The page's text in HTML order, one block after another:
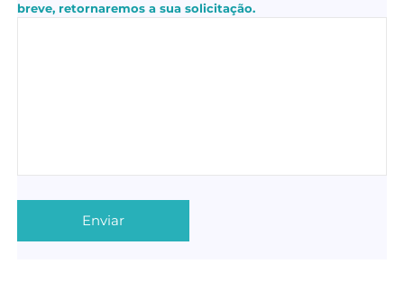
breve, retornaremos a sua solicitação.